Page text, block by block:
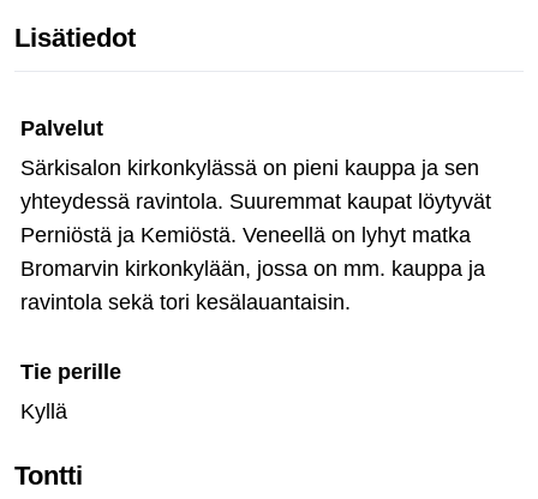
Lisätiedot
Palvelut
Särkisalon kirkonkylässä on pieni kauppa ja sen
yhteydessä ravintola. Suuremmat kaupat löytyvät
Perniöstä ja Kemiöstä. Veneellä on lyhyt matka
Bromarvin kirkonkylään, jossa on mm. kauppa ja
ravintola sekä tori kesälauantaisin.
Tie perille
Kyllä
Tontti